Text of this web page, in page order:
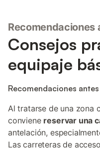
Recomendaciones
Consejos
equipaje
Recomendaciones
Al tratarse de una zona
conviene reservar una
antelación,
Las carreteras de